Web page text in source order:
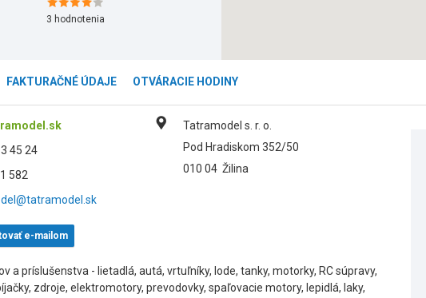
3 hodnotenia
FAKTURAČNÉ ÚDAJE OTVÁRACIE HODINY
45 24
582
Tatramodel s. r. o.
Pod Hradiskom 352/50
010 04 Žilina
e-mailom
a príslušenstva - lietadlá, autá, vrtuľníky, lode, tanky, motorky, RC súpravy,
zdroje, elektromotory, prevodovky, spaľovacie motory, lepidlá, laky,